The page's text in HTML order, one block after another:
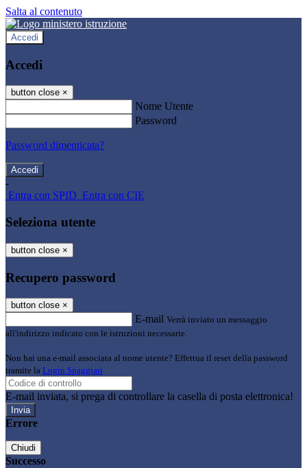
Salta al contenuto
Accedi
Accedi
button close ×
Nome Utente
Password
Password dimenticata?
-
Entra con SPID Entra con CIE
Seleziona utente
button close ×
Recupero password
button close ×
E-mail Verrà inviato un messaggio
all'indirizzo indicato con le istruzioni necessarie.
Non hai una e-mail associata al nome utente? Effettua il reset della password
tramite la Login Spaggiari
E-mail inviata, si prega di controllare la casella di posta elettronica!
Errore
Chiudi
Successo